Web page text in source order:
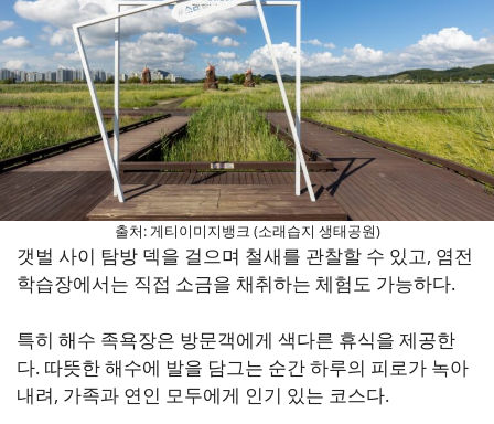
출처: 게티이미지뱅크 (소래습지 생태공원)
갯벌 사이 탐방 덱을 걸으며 철새를 관찰할 수 있고, 염전
학습장에서는 직접 소금을 채취하는 체험도 가능하다.
특히 해수 족욕장은 방문객에게 색다른 휴식을 제공한
다. 따뜻한 해수에 발을 담그는 순간 하루의 피로가 녹아
내려, 가족과 연인 모두에게 인기 있는 코스다.